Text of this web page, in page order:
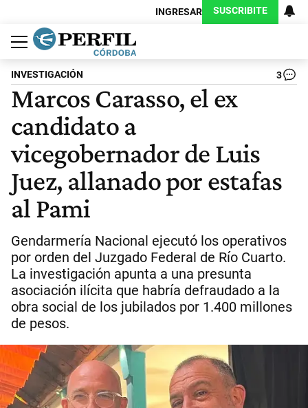
INGRESAR SUSCRIBITE
Política
Economía
Judiciales
Sociedad
Cultura
Espectáculos
Deportes
Protagonistas
INVESTIGACIÓN 3
Marcos Carasso, el ex
candidato a
vicegobernador de Luis
Juez, allanado por estafas
al Pami
Gendarmería Nacional ejecutó los operativos
por orden del Juzgado Federal de Río Cuarto.
La investigación apunta a una presunta
asociación ilícita que habría defraudado a la
obra social de los jubilados por 1.400 millones
de pesos.